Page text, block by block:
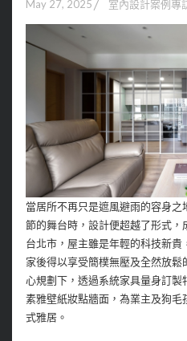
May 27, 2025 室內設計案例專
當居所不再只是遮風避雨的容身
節的舞台時，設計便超越了形式
台北市，屋主雖是年輕的科技新
家後得以享受簡樸無壓及全然放
心規劃下，透過系統家具量身訂製
素雅壁紙妝點牆面，為業主及狗毛
式雅居。